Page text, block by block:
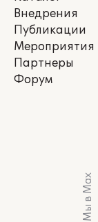
Внедрения
Публикации
Мероприятия
Партнеры
Форум
Мы в Max